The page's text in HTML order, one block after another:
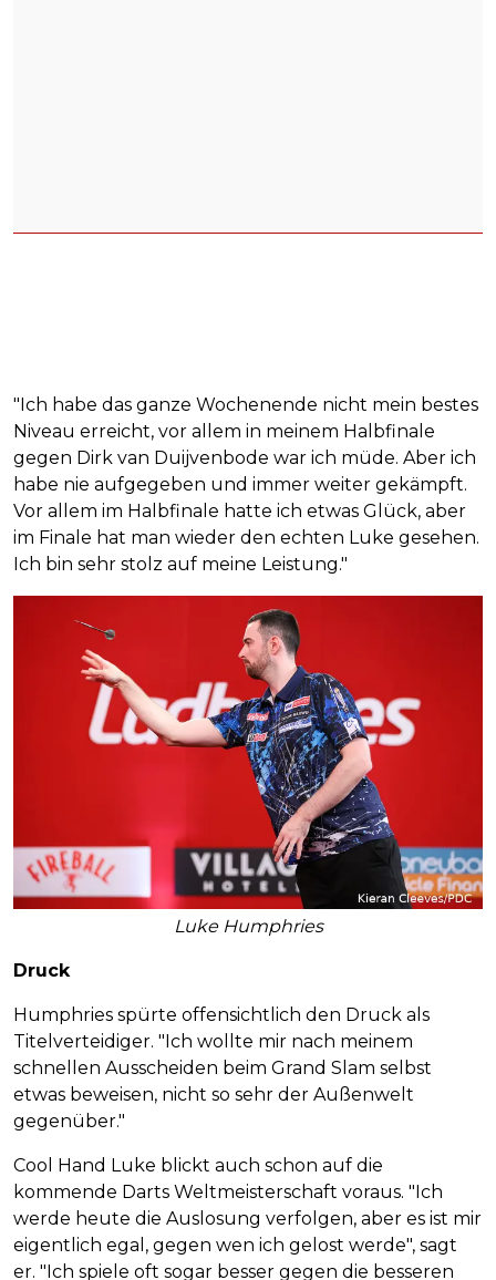
"Ich habe das ganze Wochenende nicht mein bestes
Niveau erreicht, vor allem in meinem Halbfinale
gegen Dirk van Duijvenbode war ich müde. Aber ich
habe nie aufgegeben und immer weiter gekämpft.
Vor allem im Halbfinale hatte ich etwas Glück, aber
im Finale hat man wieder den echten Luke gesehen.
Ich bin sehr stolz auf meine Leistung."
Luke Humphries
Druck
Humphries spürte offensichtlich den Druck als
Titelverteidiger. "Ich wollte mir nach meinem
schnellen Ausscheiden beim Grand Slam selbst
etwas beweisen, nicht so sehr der Außenwelt
gegenüber."
Cool Hand Luke blickt auch schon auf die
kommende Darts Weltmeisterschaft voraus. "Ich
werde heute die Auslosung verfolgen, aber es ist mir
eigentlich egal, gegen wen ich gelost werde", sagt
er. "Ich spiele oft sogar besser gegen die besseren